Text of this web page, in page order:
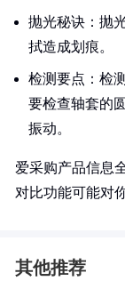
抛光秘诀：抛
拭造成划痕。
检测要点：检
要检查轴套的
振动。
爱采购产品信息
对比功能可能对
其他推荐